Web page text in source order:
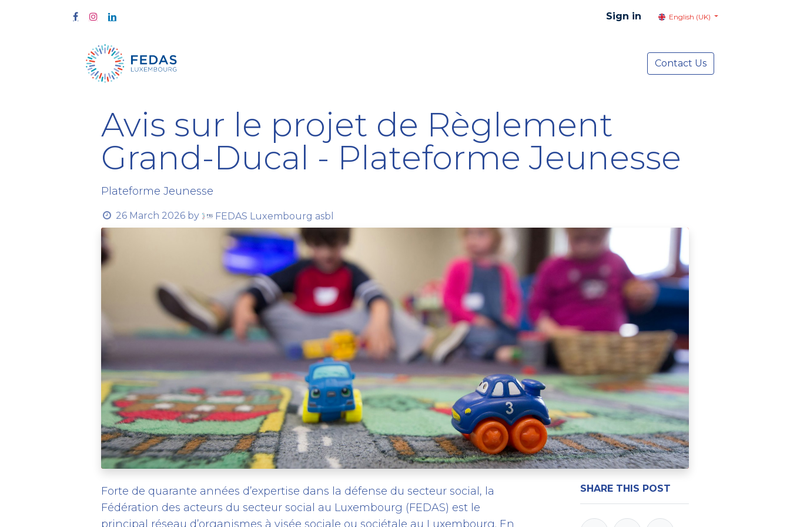
Sign in English (UK)
Social Advocacy Services
Contact Us
Avis sur le projet de Règlement
Grand-Ducal - Plateforme Jeunesse
Plateforme Jeunesse
26 March 2026 by FEDAS Luxembourg asbl
Forte de quarante années d’expertise dans la défense du secteur social, la
Fédération des acteurs du secteur social au Luxembourg (FEDAS) est le
principal réseau d’organismes à visée sociale ou sociétale au Luxembourg. En
SHARE THIS POST